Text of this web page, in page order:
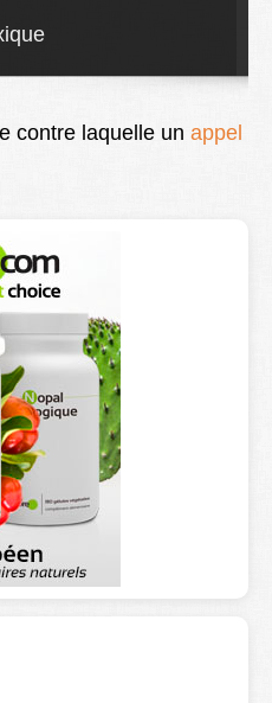
contre laquelle un appel